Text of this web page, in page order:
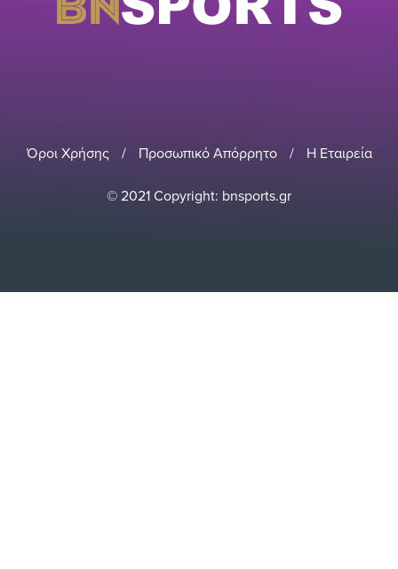
Όροι Χρήσης / Προσωπικό Απόρρητο / Η Εταιρεία
© 2021 Copyright: bnsports.gr